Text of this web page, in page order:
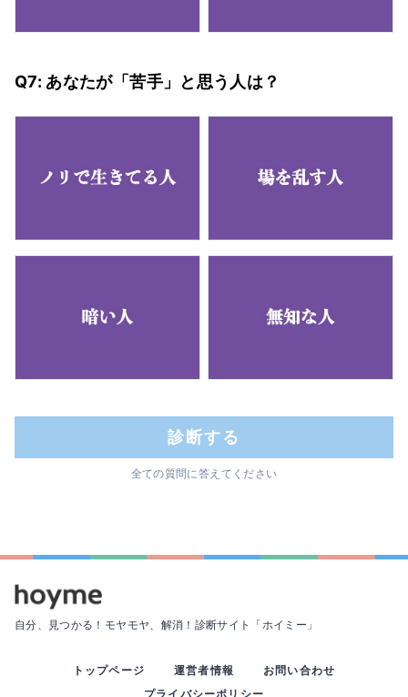
Q7: あなたが「苦手」と思う人は？
診断する
全ての質問に答えてください
自分、見つかる！モヤモヤ、解消！ 診断サイト「ホイミー」
トップページ 運営者情報
お問い合わせ
プライバシーポリシー